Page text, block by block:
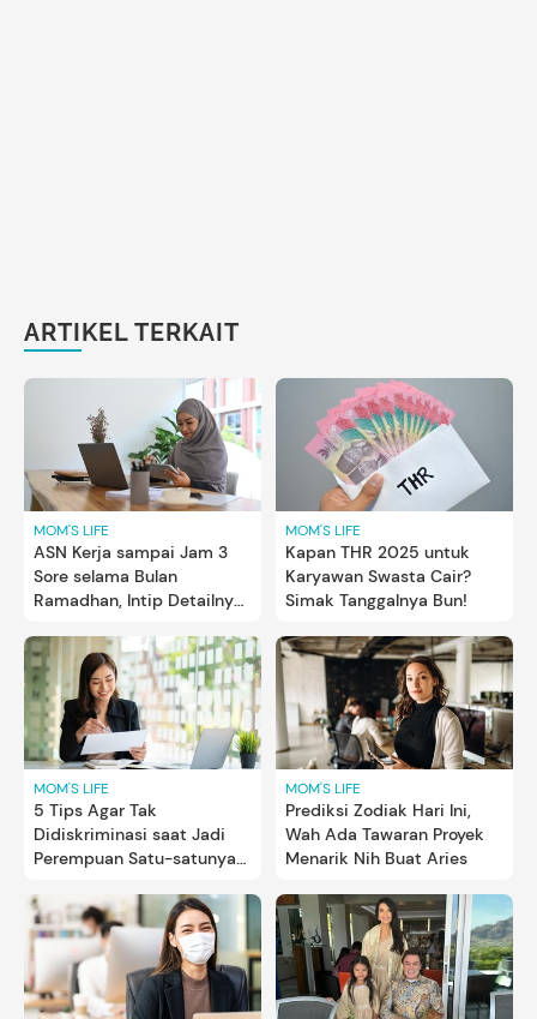
ARTIKEL TERKAIT
MOM'S LIFE
ASN Kerja sampai Jam 3
Sore selama Bulan
Ramadhan, Intip Detailnya
MOM'S LIFE
Kapan THR 2025 untuk
Karyawan Swasta Cair?
Simak Tanggalnya Bun!
MOM'S LIFE
5 Tips Agar Tak
Didiskriminasi saat Jadi
Perempuan Satu-satunya
MOM'S LIFE
Prediksi Zodiak Hari Ini,
Wah Ada Tawaran Proyek
Menarik Nih Buat Aries